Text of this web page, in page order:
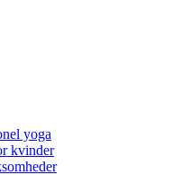
yoga
kvinder